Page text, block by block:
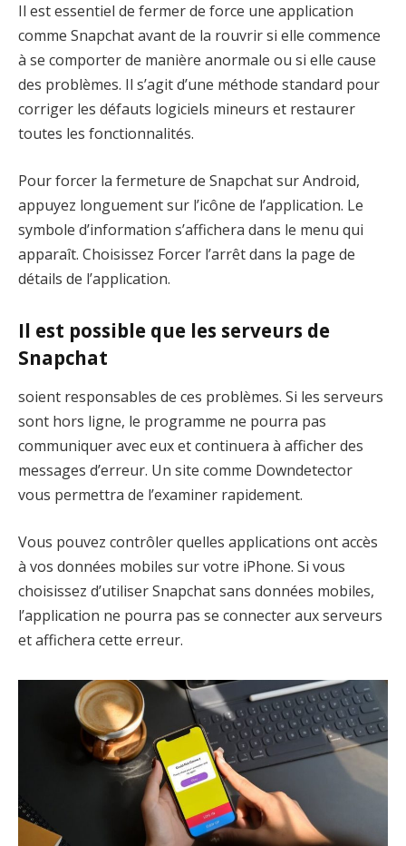
Il est essentiel de fermer de force une application
comme Snapchat avant de la rouvrir si elle commence
à se comporter de manière anormale ou si elle cause
des problèmes. Il s’agit d’une méthode standard pour
corriger les défauts logiciels mineurs et restaurer
toutes les fonctionnalités.
Pour forcer la fermeture de Snapchat sur Android,
appuyez longuement sur l’icône de l’application. Le
symbole d’information s’affichera dans le menu qui
apparaît. Choisissez Forcer l’arrêt dans la page de
détails de l’application.
Il est possible que les serveurs de
Snapchat
soient responsables de ces problèmes. Si les serveurs
sont hors ligne, le programme ne pourra pas
communiquer avec eux et continuera à afficher des
messages d’erreur. Un site comme Downdetector
vous permettra de l’examiner rapidement.
Vous pouvez contrôler quelles applications ont accès
à vos données mobiles sur votre iPhone. Si vous
choisissez d’utiliser Snapchat sans données mobiles,
l’application ne pourra pas se connecter aux serveurs
et affichera cette erreur.